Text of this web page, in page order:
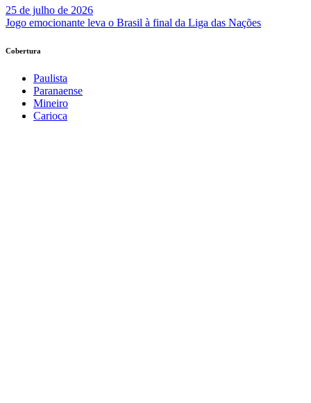
25 de julho de 2026
Jogo emocionante leva o Brasil à final da Liga das Nações
Cobertura
Paulista
Paranaense
Mineiro
Carioca